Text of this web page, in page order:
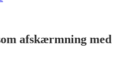
afskærmning med